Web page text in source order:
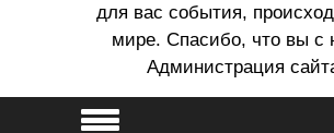
для вас события,
мире. Спасибо, что вы с
Администрация